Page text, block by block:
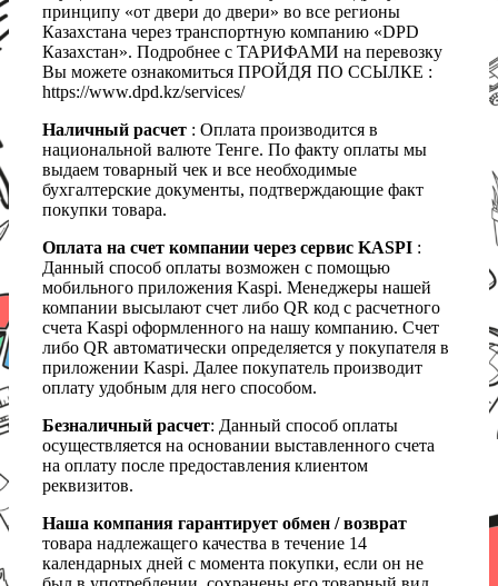
принципу «от двери до двери» во все регионы
Казахстана через транспортную компанию «DPD
Казахстан». Подробнее с ТАРИФАМИ на перевозку
Вы можете ознакомиться ПРОЙДЯ ПО ССЫЛКЕ :
https://www.dpd.kz/services/
Наличный расчет : Оплата производится в
национальной валюте Тенге. По факту оплаты мы
выдаем товарный чек и все необходимые
бухгалтерские документы, подтверждающие факт
покупки товара.
Оплата на счет компании через сервис KASPI :
Данный способ оплаты возможен с помощью
мобильного приложения Kaspi. Менеджеры нашей
компании высылают счет либо QR код с расчетного
счета Kaspi оформленного на нашу компанию. Счет
либо QR автоматически определяется у покупателя в
приложении Kaspi. Далее покупатель производит
оплату удобным для него способом.
Безналичный расчет: Данный способ оплаты
осуществляется на основании выставленного счета
на оплату после предоставления клиентом
реквизитов.
Наша компания гарантирует обмен / возврат
товара надлежащего качества в течение 14
календарных дней с момента покупки, если он не